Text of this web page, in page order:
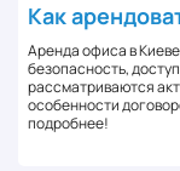
Как
Аренда офиса в
безопасность,
рассматриваются
особенности
подробнее!